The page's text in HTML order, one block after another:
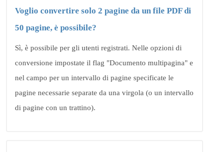
Voglio convertire solo 2 pagine da un file PDF di
50 pagine, è possibile?
Sì, è possibile per gli utenti registrati. Nelle opzioni di
conversione impostate il flag "Documento multipagina" e
nel campo per un intervallo di pagine specificate le
pagine necessarie separate da una virgola (o un intervallo
di pagine con un trattino).